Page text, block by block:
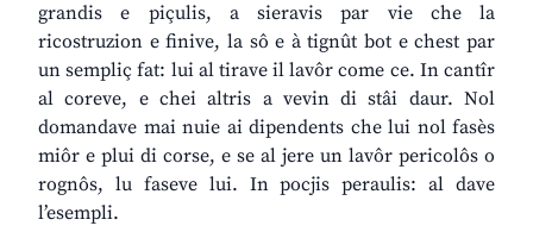
grandis e piçulis, a sieravis par vie che la
ricostruzion e finive, la sô e à tignût bot e chest par
un sempliç fat: lui al tirave il lavôr come ce. In cantîr
al coreve, e chei altris a vevin di stâi daur. Nol
domandave mai nuie ai dipendents che lui nol fasès
miôr e plui di corse, e se al jere un lavôr pericolôs o
rognôs, lu faseve lui. In pocjis peraulis: al dave
l’esempli.